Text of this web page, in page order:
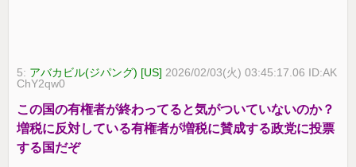
5: アバカビル(ジパング) [US] 2026/02/03(火) 03:45:17.06 ID:AK
ChY2qw0
この国の有権者が終わってると気がついていないのか？
増税に反対している有権者が増税に賛成する政党に投票
する国だぞ